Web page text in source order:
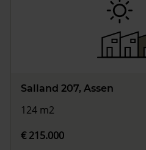
Salland 207, Assen
124 m2
€ 215.000